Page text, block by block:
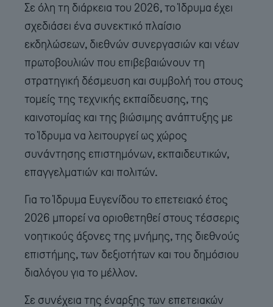
Σε όλη τη διάρκεια του 2026, το Ίδρυμα έχει
σχεδιάσει ένα συνεκτικό πλαίσιο
εκδηλώσεων, διεθνών συνεργασιών και νέων
πρωτοβουλιών που επιβεβαιώνουν τη
στρατηγική δέσμευση και συμβολή του στους
τομείς της τεχνικής εκπαίδευσης, της
καινοτομίας και της βιώσιμης ανάπτυξης με
το Ίδρυμα να λειτουργεί ως χώρος
συνάντησης επιστημόνων, εκπαιδευτικών,
επαγγελματιών και πολιτών.
Για το Ίδρυμα Ευγενίδου το επετειακό έτος
2026 μπορεί να οριοθετηθεί στους τέσσερις
νοητικούς άξονες της μνήμης, της διεθνούς
επιστήμης, των δεξιοτήτων και του δημόσιου
διαλόγου για το μέλλον.
Σε συνέχεια της έναρξης των επετειακών